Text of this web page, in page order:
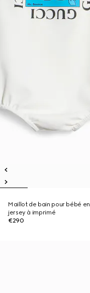
Maillot de bain pour bébé en
jersey à imprimé
€290